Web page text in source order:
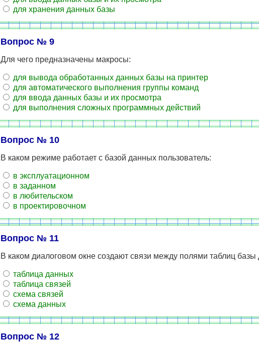
для хранения данных базы
Вопрос № 9
Для чего предназначены макросы:
для вывода обработанных данных базы на принтер
для автоматического выполнения группы команд
для ввода данных базы и их просмотра
для выполнения сложных программных действий
Вопрос № 10
В каком режиме работает с базой данных пользователь:
в эксплуатационном
в заданном
в любительском
в проектировочном
Вопрос № 11
В каком диалоговом окне создают связи между полями таблиц
таблица данных
таблица связей
схема связей
схема данных
Вопрос № 12